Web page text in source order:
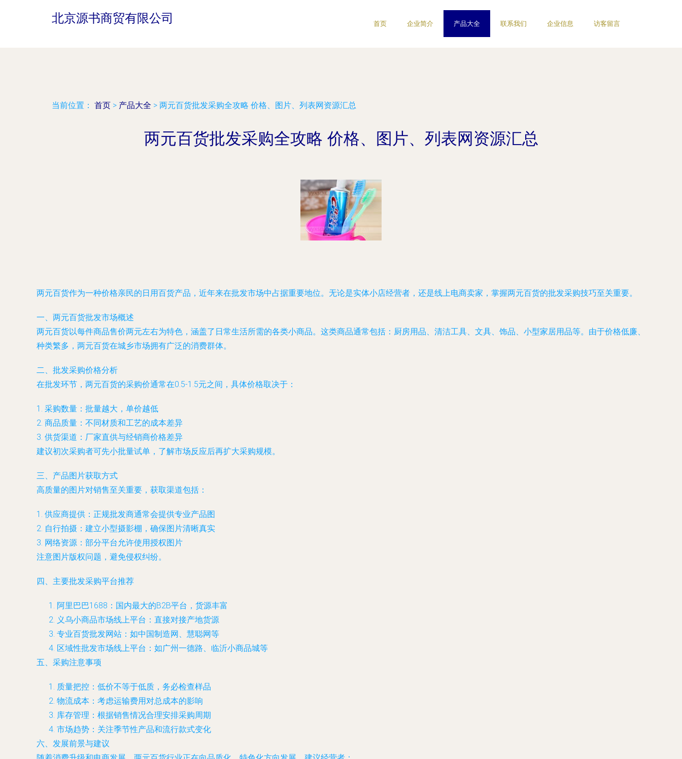
北京源书商贸有限公司 首页 企业简介 产品大全 联系我们 企业信息 访客留言
当前位置： 首页 > 产品大全 > 两元百货批发采购全攻略 价格、图片、列表网资源汇总
两元百货批发采购全攻略 价格、图片、列表网资源汇总
两元百货作为一种价格亲民的日用百货产品，近年来在批发市场中占据重要地位。无论是实体小店经营者，还是线上电商卖家，掌握两元百货的批发采购技巧至关重要。
一、两元百货批发市场概述
两元百货以每件商品售价两元左右为特色，涵盖了日常生活所需的各类小商品。这类商品通常包括：厨房用品、清洁工具、文具、饰品、小型家居用品等。由于价格低廉、
种类繁多，两元百货在城乡市场拥有广泛的消费群体。
二、批发采购价格分析
在批发环节，两元百货的采购价通常在0.5-1.5元之间，具体价格取决于：
1. 采购数量：批量越大，单价越低
2. 商品质量：不同材质和工艺的成本差异
3. 供货渠道：厂家直供与经销商价格差异
建议初次采购者可先小批量试单，了解市场反应后再扩大采购规模。
三、产品图片获取方式
高质量的图片对销售至关重要，获取渠道包括：
1. 供应商提供：正规批发商通常会提供专业产品图
2. 自行拍摄：建立小型摄影棚，确保图片清晰真实
3. 网络资源：部分平台允许使用授权图片
注意图片版权问题，避免侵权纠纷。
四、主要批发采购平台推荐
阿里巴巴1688：国内最大的B2B平台，货源丰富
义乌小商品市场线上平台：直接对接产地货源
专业百货批发网站：如中国制造网、慧聪网等
区域性批发市场线上平台：如广州一德路、临沂小商品城等
五、采购注意事项
质量把控：低价不等于低质，务必检查样品
物流成本：考虑运输费用对总成本的影响
库存管理：根据销售情况合理安排采购周期
市场趋势：关注季节性产品和流行款式变化
六、发展前景与建议